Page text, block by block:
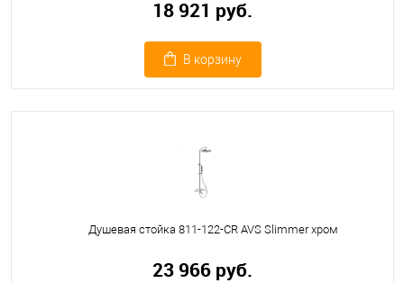
18 921 руб.
В корзину
Душевая стойка 811-122-CR AVS Slimmer хром
23 966 руб.